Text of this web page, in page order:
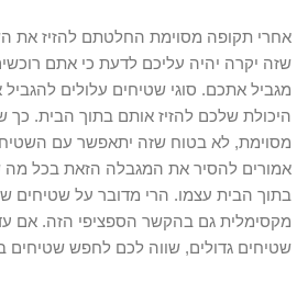
אחרי תקופה מסוימת החלטתם להזיז את
שזה יקרה יהיה עליכם לדעת כי אתם
מגביל אתכם. סוגי שטיחים עלולים
היכולת שלכם להזיז אותם בתוך הבית. כך
מסוימת, לא בטוח שזה יתאפשר עם
אמורים להסיר את המגבלה הזאת בכל
בתוך הבית עצמו. הרי מדובר על שטיחים
מקסימלית גם בהקשר הספציפי הזה. אם
שטיחים גדולים, שווה לכם לחפש שטיחים